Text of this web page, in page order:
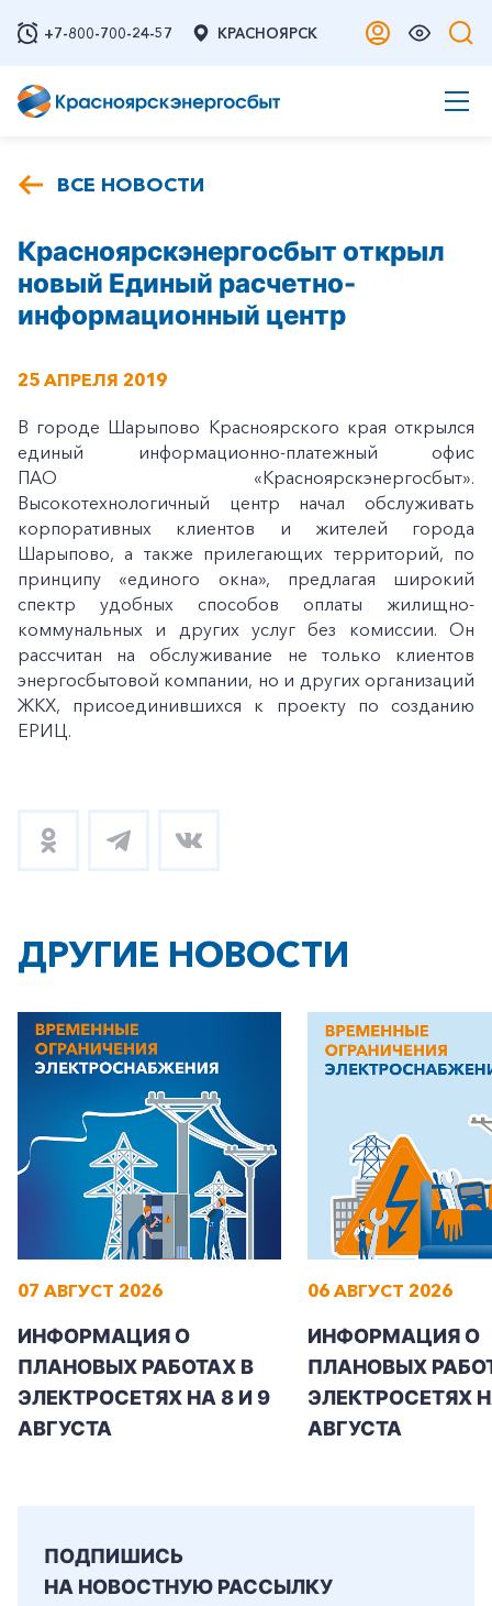
+7-800-700-24-57 КРАСНОЯРСК
Заказать обратный звонок
ВСЕ НОВОСТИ
Красноярскэнергосбыт открыл
новый Единый расчетно-
информационный центр
25 АПРЕЛЯ 2019
В городе Шарыпово Красноярского края открылся
единый информационно-платежный офис
ПАО «Красноярскэнергосбыт».
Высокотехнологичный центр начал обслуживать
корпоративных клиентов и жителей города
Шарыпово, а также прилегающих территорий, по
принципу «единого окна», предлагая широкий
спектр удобных способов оплаты жилищно-
коммунальных и других услуг без комиссии. Он
рассчитан на обслуживание не только клиентов
энергосбытовой компании, но и других организаций
ЖКХ, присоединившихся к проекту по созданию
ЕРИЦ.
ДРУГИЕ НОВОСТИ
07 АВГУСТ 2026
ИНФОРМАЦИЯ О
ПЛАНОВЫХ РАБОТАХ В
ЭЛЕКТРОСЕТЯХ НА 8 И 9
АВГУСТА
06 АВГУСТ 2026
ИНФОРМАЦИЯ О
ПЛАНОВЫХ
ЭЛЕКТРОСЕТЯХ
АВГУСТА
ПОДПИШИСЬ
НА НОВОСТНУЮ РАССЫЛКУ